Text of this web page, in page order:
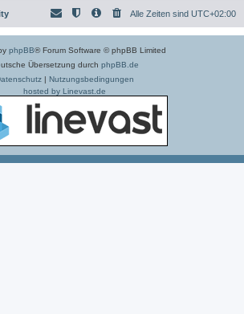
Alle Zeiten sind UTC+02:00
phpBB® Forum Software © phpBB Limited
Übersetzung durch phpBB.de
|
Nutzungsbedingungen
hosted by Linevast.de